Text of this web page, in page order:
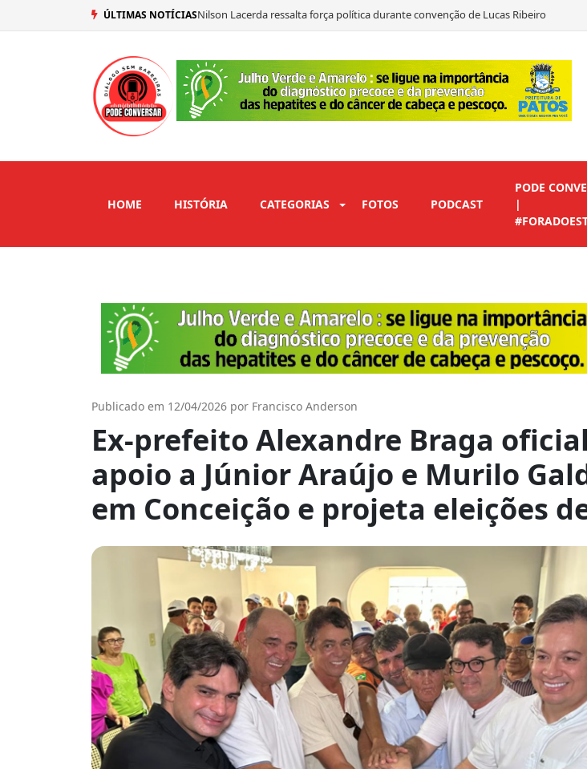
ÚLTIMAS NOTÍCIASNilson Lacerda ressalta força política durante convenção de Lucas Ribeiro
Mersinho Lucena confirma seu voto em André Gadelha para o Senado
Adriano Galdino abre mão de vaga de vice para preservar candidaturas do
HOME HISTÓRIA CATEGORIAS FOTOS PODCAST
PODE
|
Publicado em 12/04/2026 por Francisco Anderson
Ex-prefeito Alexandre Braga
apoio a Júnior Araújo e Murilo
em Conceição e projeta eleições